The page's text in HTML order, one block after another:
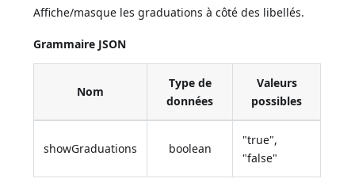
Affiche/masque les graduations à côté des libellés.
Grammaire JSON
Nom
Type de
données
Valeurs
possibles
showGraduations boolean
"true",
"false"